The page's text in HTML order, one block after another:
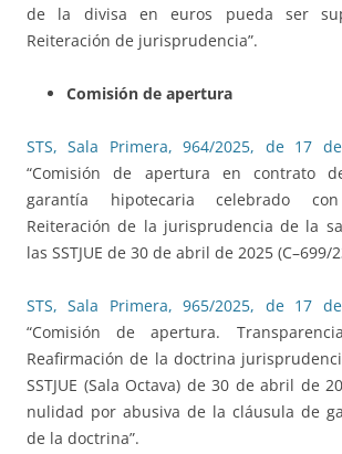
de la divisa en euros pueda ser
Reiteración de jurisprudencia”.
Comisión de apertura
STS, Sala Primera, 964/2025, de 17
“Comisión de apertura en contrato
garantía hipotecaria celebrado con
Reiteración de la jurisprudencia de la
las SSTJUE de 30 de abril de 2025 (C–699/
STS, Sala Primera, 965/2025, de 17
“Comisión de apertura.
Reafirmación de la doctrina
SSTJUE (Sala Octava) de 30 de abril de
nulidad por abusiva de la cláusula de
de la doctrina”.